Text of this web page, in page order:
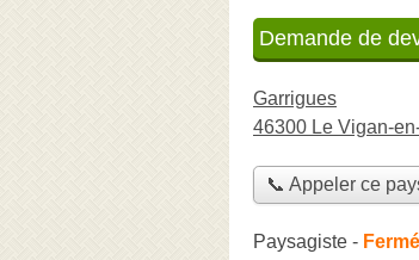
Demande de
Garrigues
46300 Le Vigan-
📞 Appeler ce
Paysagiste -